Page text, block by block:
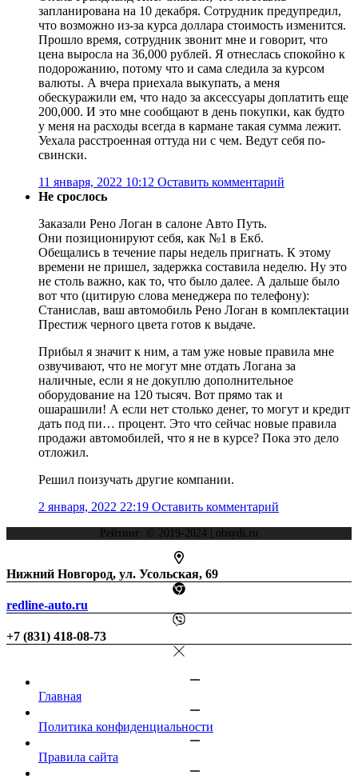
запланирована на 10 декабря. Сотрудник предупредил,
что возможно из-за курса доллара стоимость изменится.
Прошло время, сотрудник звонит мне и говорит, что
цена выросла на 36,000 рублей. Я отнеслась спокойно к
подорожанию, потому что и сама следила за курсом
валюты. А вчера приехала выкупать, а меня
обескуражили ем, что надо за аксессуары доплатить еще
200,000. И это мне сообщают в день покупки, как будто
у меня на расходы всегда в кармане такая сумма лежит.
Уехала расстроенная оттуда ни с чем. Ведут себя по-
свински.
11 января, 2022 10:12 Оставить комментарий
Не срослось
Заказали Рено Логан в салоне Авто Путь.
Они позиционируют себя, как №1 в Екб.
Обещались в течение пары недель пригнать. К этому
времени не пришел, задержка составила неделю. Ну это
не столь важно, как то, что было далее. А дальше было
вот что (цитирую слова менеджера по телефону):
Станислав, ваш автомобиль Рено Логан в комплектации
Престиж черного цвета готов к выдаче.
Прибыл я значит к ним, а там уже новые правила мне
озвучивают, что не могут мне отдать Логана за
наличные, если я не докуплю дополнительное
оборудование на 120 тысяч. Вот прямо так и
ошарашили! А если нет столько денег, то могут и кредит
дать под пи… процент. Это что сейчас новые правила
продажи автомобилей, что я не в курсе? Пока это дело
отложил.
Решил поизучать другие компании.
2 января, 2022 22:19 Оставить комментарий
Рейтинг © 2019-2024 | obsydi.ru
Нижний Новгород, ул. Усольская, 69
redline-auto.ru
+7 (831) 418-08-73
Главная
Политика конфиденциальности
Правила сайта